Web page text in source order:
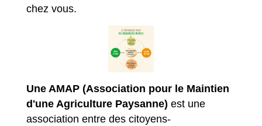
chez vous.
Une AMAP (Association pour le Maintien
d'une Agriculture Paysanne) est une
association entre des citoyens-